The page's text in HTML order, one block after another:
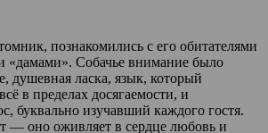
познакомились с его обитателями
«дамами». Собачье внимание было
душевная ласка, язык, который
в пределах досягаемости, и
буквально изучавший каждого гостя.
— оно оживляет в сердце любовь и